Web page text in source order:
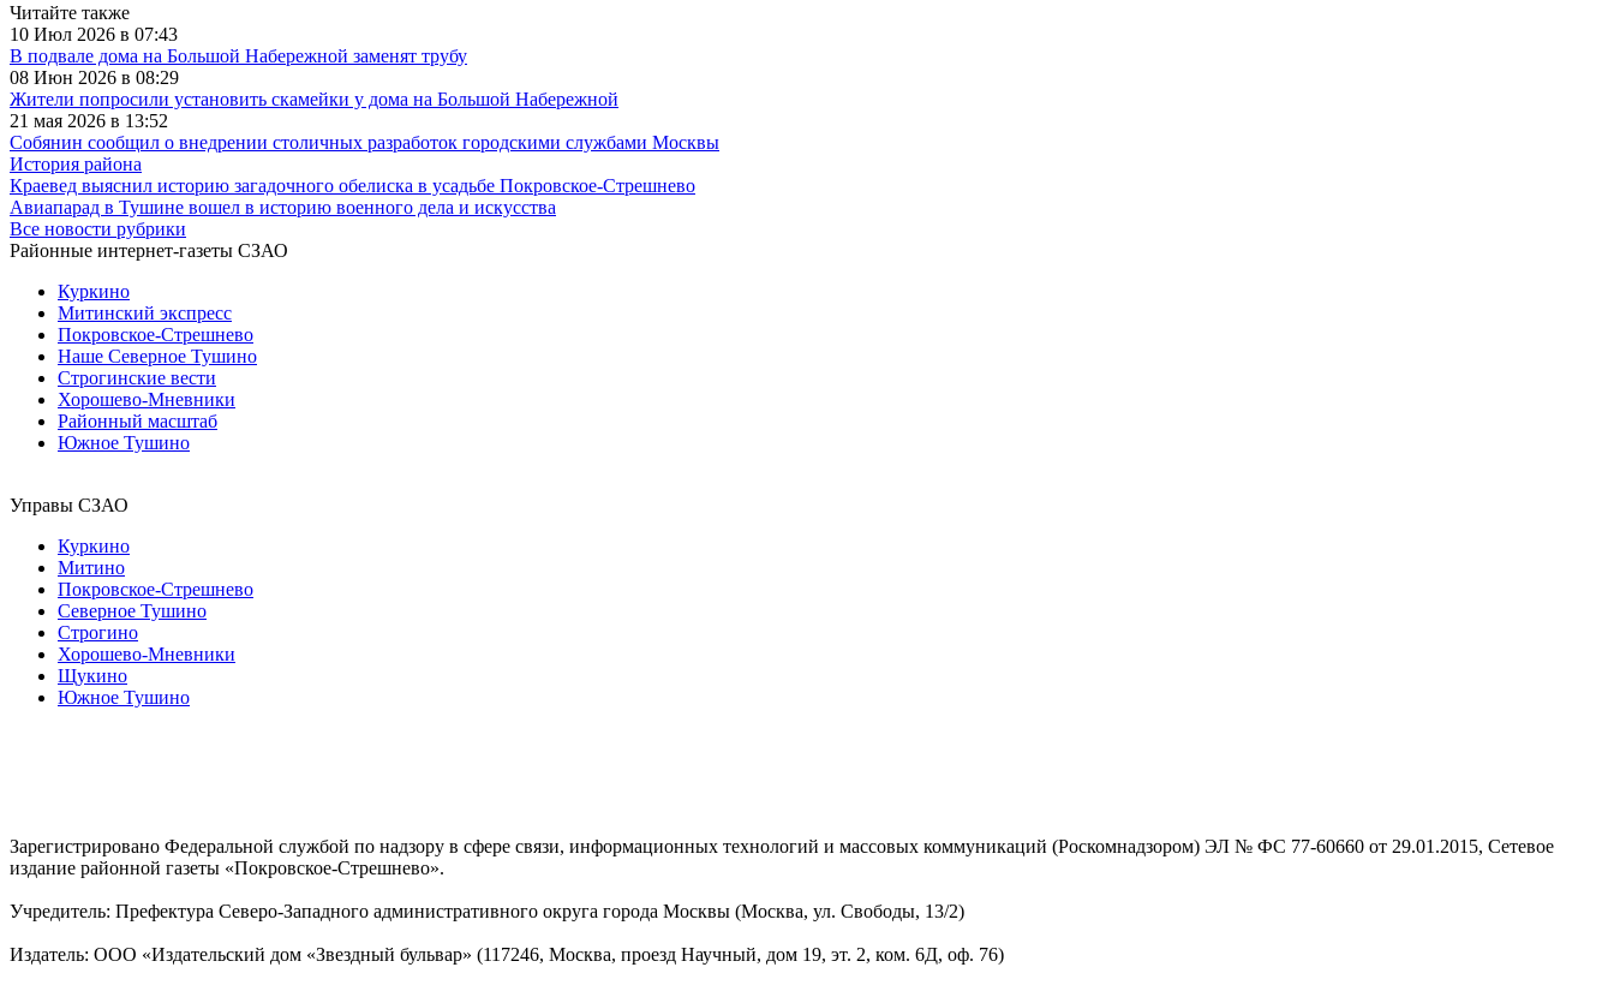
Читайте также
10 Июл 2026 в 07:43
В подвале дома на Большой Набережной заменят трубу
08 Июн 2026 в 08:29
Жители попросили установить скамейки у дома на Большой Набережной
21 мая 2026 в 13:52
Собянин сообщил о внедрении столичных разработок городскими службами Москвы
История района
Краевед выяснил историю загадочного обелиска в усадьбе Покровское-Стрешнево
Авиапарад в Тушине вошел в историю военного дела и искусства
Все новости рубрики
Районные интернет-газеты СЗАО
Куркино
Митинский экспресс
Покровское-Стрешнево
Наше Северное Тушино
Строгинские вести
Хорошево-Мневники
Районный масштаб
Южное Тушино
Управы СЗАО
Куркино
Митино
Покровское-Стрешнево
Северное Тушино
Строгино
Хорошево-Мневники
Щукино
Южное Тушино
Зарегистрировано Федеральной службой по надзору в сфере связи, информационных технологий и массовых коммуникаций (Роскомнадзором) ЭЛ № ФС 77-60660 от 29.01.2015, Сетевое
издание районной газеты «Покровское-Стрешнево».
Учредитель: Префектура Северо-Западного административного округа города Москвы (Москва, ул. Свободы, 13/2)
Издатель: ООО «Издательский дом «Звездный бульвар» (117246, Москва, проезд Научный, дом 19, эт. 2, ком. 6Д, оф. 76)